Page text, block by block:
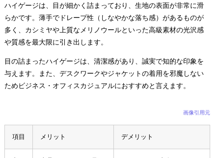
ハイゲージは、目が細かく詰まっており、生地の表面が非常に滑
らかです。薄手でドレープ性（しなやかな落ち感）があるものが
多く、カシミヤや上質なメリノウールといった高級素材の光沢感
や質感を最大限に引き出します。
目の詰まったハイゲージは、清潔感があり、誠実で知的な印象を
与えます。また、デスクワークやジャケットの着用を邪魔しない
ためビジネス・オフィスカジュアルにおすすめと言えます。
画像引用元
項目 メリット デメリット